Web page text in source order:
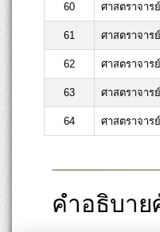
60 ศาสตราจา
61 ศาสตราจา
62 ศาสตราจา
63 ศาสตราจาร
64 ศาสตราจาร
คำอธิบาย